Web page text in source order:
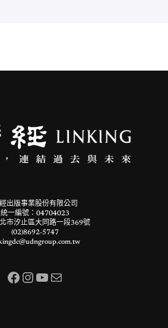
出版事業股份有限公司
統一編號：04704023
市汐止區大同路一段369號
(02)8692-5747
Facebook InstagramYouTube 電子郵件